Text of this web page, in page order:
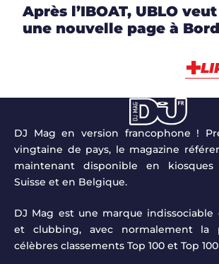
Après l’IBOAT, UBLO
une nouvelle page à
DJ Mag en version francophone !
vingtaine de pays, le magazine
maintenant disponible en
Suisse et en Belgique.
DJ Mag est une marque indissociable
et clubbing, avec normalement la
célèbres classements Top 100 et Top